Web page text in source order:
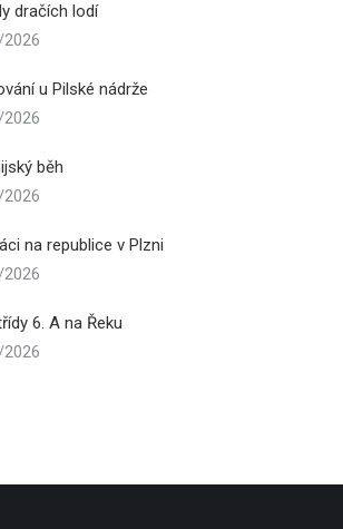
dračích lodí
u Pilské nádrže
běh
na republice v Plzni
6. A na Řeku